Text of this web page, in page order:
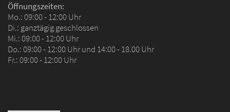
Öffnungszeiten:
Mo.: 09:00 - 12:00 Uhr
Di.: ganztägig geschlossen
Mi.: 09:00 - 12:00 Uhr
Do.: 09:00 - 12:00 Uhr und 14:00 - 18.00 Uhr
Fr.: 09:00 - 12:00 Uhr